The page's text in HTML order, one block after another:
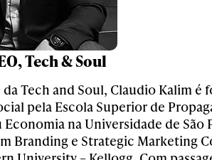
Tech & Soul
da Tech and Soul, Claudio Kalim é
pela Escola Superior de
Economia na Universidade de São
Branding e Strategic Marketing